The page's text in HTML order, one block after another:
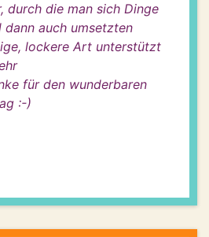
durch die man sich Dinge
dann auch umsetzten
lockere Art unterstützt
für den wunderbaren
:-)